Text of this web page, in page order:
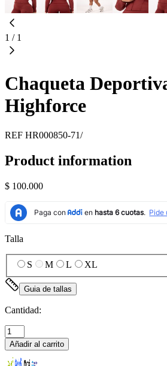
1 / 1
Chaqueta
Highforce
REF HR000850-71/
Product information
$ 100.000
Talla
S M L XL
Guia de tallas
Cantidad:
Añadir al carrito